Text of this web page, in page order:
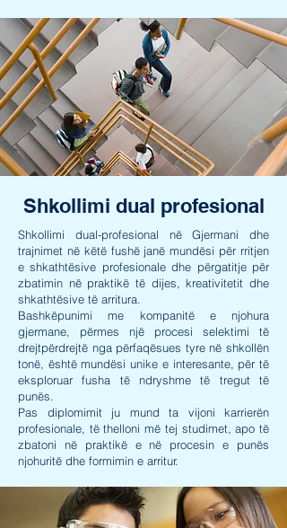
Shkollimi dual profesional
Shkollimi dual-profesional në Gjermani dhe
trajnimet në këtë fushë janë mundësi për rritjen
e shkathtësive profesionale dhe përgatitje për
zbatimin në praktikë të dijes, kreativitetit dhe
shkathtësive të arritura.
Bashkëpunimi me kompanitë e njohura
gjermane, përmes një procesi selektimi të
drejtpërdrejtë nga përfaqësues tyre në shkollën
tonë, është mundësi unike e interesante, për të
eksploruar fusha të ndryshme të tregut të
punës.
Pas diplomimit ju mund ta vijoni karrierën
profesionale, të thelloni më tej studimet, apo të
zbatoni në praktikë e në procesin e punës
njohuritë dhe formimin e arritur.